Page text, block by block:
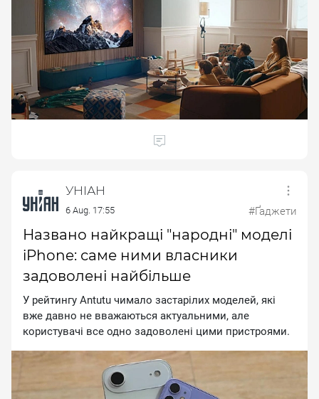
УНІАН
6 Aug. 17:55 #Ґаджети
Названо найкращі "народні" моделі
iPhone: саме ними власники
задоволені найбільше
У рейтингу Аntutu чимало застарілих моделей, які
вже давно не вважаються актуальними, але
користувачі все одно задоволені цими пристроями.